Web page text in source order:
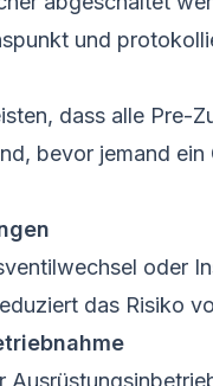
und
dass alle Pre-
bevor jemand
oder
das Risiko